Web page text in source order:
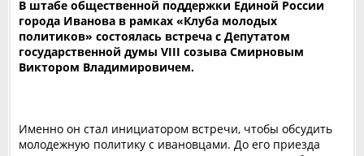
В штабе общественной поддержки Единой России
города Иванова в рамках «Клуба молодых
политиков» состоялась встреча с Депутатом
государственной думы VIII созыва Смирновым
Виктором Владимировичем.
Именно он стал инициатором встречи, чтобы обсудить
молодежную политику с ивановцами. До его приезда